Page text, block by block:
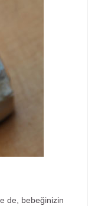
de, bebeğinizin